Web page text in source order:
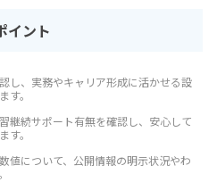
イント
し、実務やキャリア形成に活かせる設
す。
継続サポート有無を確認し、安心して
す。
値について、公開情報の明示状況やわ